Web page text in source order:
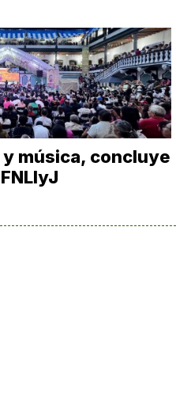
música, concluye